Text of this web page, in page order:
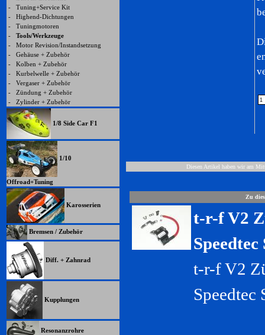
- Tuning+Service Kit
- Highend-Dichtungen
- Tuningmotoren
- Tools/Werkzeuge
- Motor Revision/Instandsetzung
- Gehäuse + Zubehör
- Kolben + Zubehör
- Kurbelwelle + Zubehör
- Vergaser + Zubehör
- Zündung + Zubehör
- Zylinder + Zubehör
1/8 Side Car F1
1/10
Offroad+Tuning
Karosserien
Bremsen / Zubehör
Diff. + Zahnrad
Kupplungen
Resonanzrohre
Diesen Artikel haben wir am
Zu
t-r-f V2
t-r-f V2